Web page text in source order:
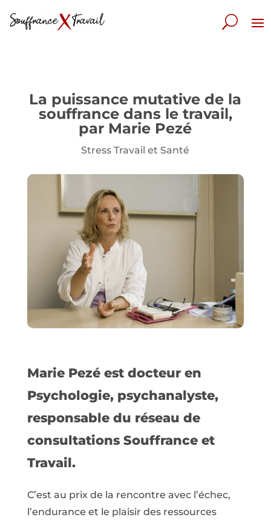
La puissance mutative de la
souffrance dans le travail,
par Marie Pezé
Stress Travail et Santé
Marie Pezé est docteur en
Psychologie, psychanalyste,
responsable du réseau de
consultations Souffrance et
Travail.
C’est au prix de la rencontre avec l’échec,
l’endurance et le plaisir des ressources